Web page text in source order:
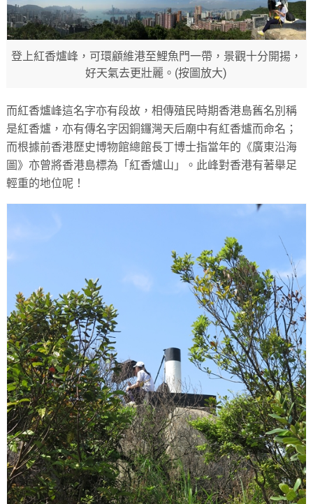
登上紅香爐峰，可環顧維港至鯉魚門一帶，景觀十分開揚，
好天氣去更壯麗。(按圖放大)
而紅香爐峰這名字亦有段故，相傳殖民時期香港島舊名別稱
是紅香爐，亦有傳名字因銅鑼灣天后廟中有紅香爐而命名；
而根據前香港歷史博物館總館長丁博士指當年的《廣東沿海
圖》亦曾將香港島標為「紅香爐山」。此峰對香港有著舉足
輕重的地位呢！